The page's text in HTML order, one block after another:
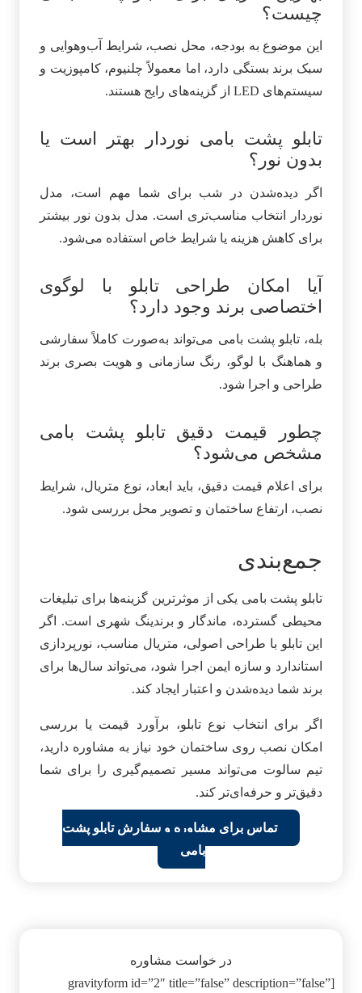
چیست؟
این موضوع به بودجه، محل نصب، شرایط آب‌وهوایی و
سبک برند بستگی دارد، اما معمولاً چلنیوم، کامپوزیت و
سیستم‌های LED از گزینه‌های رایج هستند.
تابلو پشت بامی نوردار بهتر است یا
بدون نور؟
اگر دیده‌شدن در شب برای شما مهم است، مدل
نوردار انتخاب مناسب‌تری است. مدل بدون نور بیشتر
برای کاهش هزینه یا شرایط خاص استفاده می‌شود.
آیا امکان طراحی تابلو با لوگوی
اختصاصی برند وجود دارد؟
بله، تابلو پشت بامی می‌تواند به‌صورت کاملاً سفارشی
و هماهنگ با لوگو، رنگ سازمانی و هویت بصری برند
طراحی و اجرا شود.
چطور قیمت دقیق تابلو پشت بامی
مشخص می‌شود؟
برای اعلام قیمت دقیق، باید ابعاد، نوع متریال، شرایط
نصب، ارتفاع ساختمان و تصویر محل بررسی شود.
جمع‌بندی
تابلو پشت بامی یکی از موثرترین گزینه‌ها برای تبلیغات
محیطی گسترده، ماندگار و برندینگ شهری است. اگر
این تابلو با طراحی اصولی، متریال مناسب، نورپردازی
استاندارد و سازه ایمن اجرا شود، می‌تواند سال‌ها برای
برند شما دیده‌شدن و اعتبار ایجاد کند.
اگر برای انتخاب نوع تابلو، برآورد قیمت یا بررسی
امکان نصب روی ساختمان خود نیاز به مشاوره دارید،
تیم سالوت می‌تواند مسیر تصمیم‌گیری را برای شما
دقیق‌تر و حرفه‌ای‌تر کند.
تماس برای مشاوره و سفارش تابلو پشت
بامی
در خواست مشاوره
[gravityform id=”2″ title=”false” description=”false”